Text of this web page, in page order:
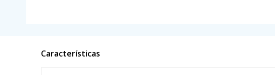
Características